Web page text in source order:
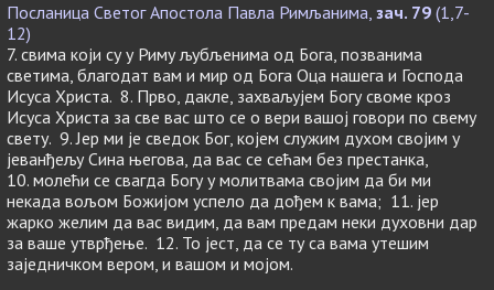
Посланица Светог Апостола Павла Римљанима, зач. 79 (1,7-
12)
7. свима који су у Риму љубљенима од Бога, позванима
светима, благодат вам и мир од Бога Оца нашега и Господа
Исуса Христа. 8. Прво, дакле, захваљујем Богу своме кроз
Исуса Христа за све вас што се о вери вашој говори по свему
свету. 9. Јер ми је сведок Бог, којем служим духом својим у
јеванђељу Сина његова, да вас се сећам без престанка,
10. молећи се свагда Богу у молитвама својим да би ми
некада вољом Божијом успело да дођем к вама; 11. јер
жарко желим да вас видим, да вам предам неки духовни дар
за ваше утврђење. 12. То јест, да се ту са вама утешим
заједничком вером, и вашом и мојом.